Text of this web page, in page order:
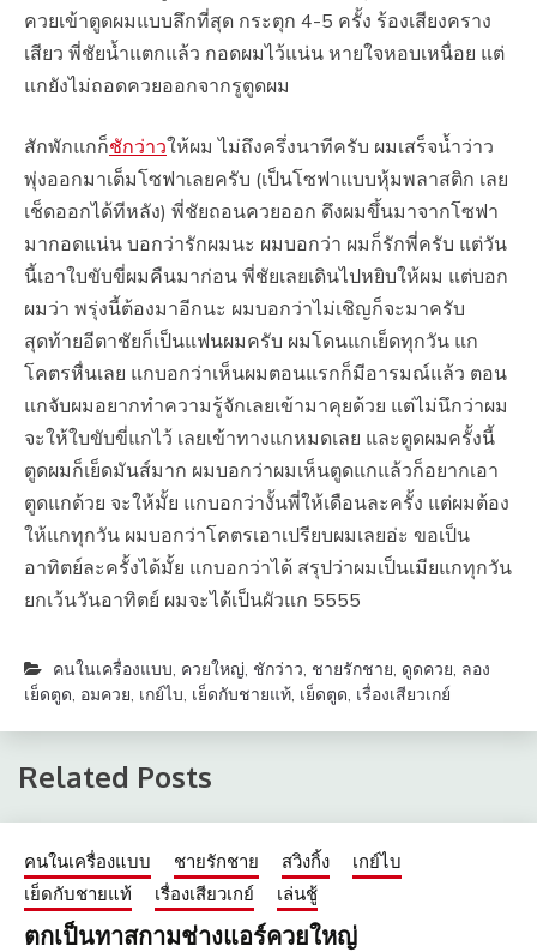
ควยเข้าตูดผมแบบลึกที่สุด กระตุก 4-5 ครั้ง ร้องเสียงคราง
เสียว พี่ชัยน้ำแตกแล้ว กอดผมไว้แน่น หายใจหอบเหนื่อย แต่
แกยังไม่ถอดควยออกจากรูตูดผม
สักพักแกก็ชักว่าวให้ผม ไม่ถึงครึ่งนาทีครับ ผมเสร็จน้ำว่าว
พุ่งออกมาเต็มโซฟาเลยครับ (เป็นโซฟาแบบหุ้มพลาสติก เลย
เช็ดออกได้ทีหลัง) พี่ชัยถอนควยออก ดึงผมขึ้นมาจากโซฟา
มากอดแน่น บอกว่ารักผมนะ ผมบอกว่า ผมก็รักพี่ครับ แต่วัน
นี้เอาใบขับขี่ผมคืนมาก่อน พี่ชัยเลยเดินไปหยิบให้ผม แต่บอก
ผมว่า พรุ่งนี้ต้องมาอีกนะ ผมบอกว่าไม่เชิญก็จะมาครับ
สุดท้ายอีตาชัยก็เป็นแฟนผมครับ ผมโดนแกเย็ดทุกวัน แก
โคตรหื่นเลย แกบอกว่าเห็นผมตอนแรกก็มีอารมณ์แล้ว ตอน
แกจับผมอยากทำความรู้จักเลยเข้ามาคุยด้วย แต่ไม่นึกว่าผม
จะให้ใบขับขี่แกไว้ เลยเข้าทางแกหมดเลย และตูดผมครั้งนี้
ตูดผมก็เย็ดมันส์มาก ผมบอกว่าผมเห็นตูดแกแล้วก็อยากเอา
ตูดแกด้วย จะให้มั้ย แกบอกว่างั้นพี่ให้เดือนละครั้ง แต่ผมต้อง
ให้แกทุกวัน ผมบอกว่าโคตรเอาเปรียบผมเลยอ่ะ ขอเป็น
อาทิตย์ละครั้งได้มั้ย แกบอกว่าได้ สรุปว่าผมเป็นเมียแกทุกวัน
ยกเว้นวันอาทิตย์ ผมจะได้เป็นผัวแก 5555
คนในเครื่องแบบ, ควยใหญ่, ชักว่าว, ชายรักชาย, ดูดควย, ลอง
เย็ดตูด, อมควย, เกย์ไบ, เย็ดกับชายแท้, เย็ดตูด, เรื่องเสียวเกย์
Related Posts
คนในเครื่องแบบ ชายรักชาย สวิงกิ้ง
เกย์ไบ
เย็ดกับชายแท้
เรื่องเสียวเกย์ เล่นชู้
ตกเป็นทาสกามช่างแอร์ควยใหญ่